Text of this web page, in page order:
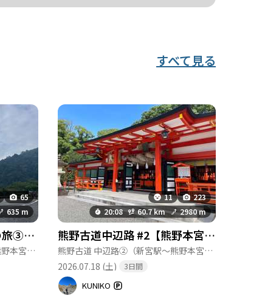
すべて見る
65
635 m
熊野古道中辺路3泊4日の旅③（熊野川下りから熊野速玉大社、熊野那智大社)
熊野古道 中辺路②（新宮駅〜熊野本宮大社）
(和歌山,三重)
11
223
20:08
60.7 km 2980 m
熊野古道中辺路 #2【熊野本宮大社〜新宮】2泊3日
熊野古道 中辺路②（新宮駅〜熊野本宮大社）
2026.07.18 (土)
3日間
KUNIKO